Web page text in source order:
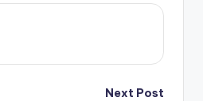
Next Post